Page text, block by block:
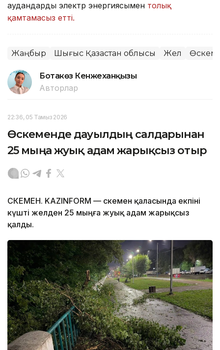
аудандарды электр энергиясымен толық
қамтамасыз етті.
Жаңбыр Шығыс Қазақстан облысы Жел
Ботакөз Кенжеханқызы
Авторлар
22:36, 05 Тамыз 2026
Өскеменде дауылдың салдарынан
25 мыңға жуық адам жарықсыз отыр
ӨСКЕМЕН. KAZINFORM — Өскемен қаласында екпіні
күшті желден 25 мыңға жуық адам жарықсыз
қалды.